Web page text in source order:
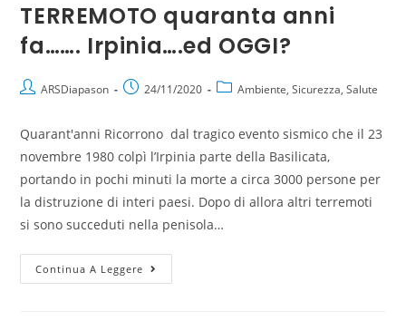
TERREMOTO quaranta anni
fa……. Irpinia….ed OGGI?
ARSDiapason 24/11/2020 Ambiente, Sicurezza, Salute
Quarant'anni Ricorrono dal tragico evento sismico che il 23
novembre 1980 colpì l’Irpinia parte della Basilicata,
portando in pochi minuti la morte a circa 3000 persone per
la distruzione di interi paesi. Dopo di allora altri terremoti
si sono succeduti nella penisola…
Continua A Leggere